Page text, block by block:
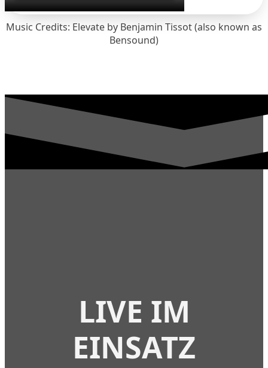
Music Credits: Elevate by Benjamin Tissot (also known as
Bensound)
LIVE IM
EINSATZ